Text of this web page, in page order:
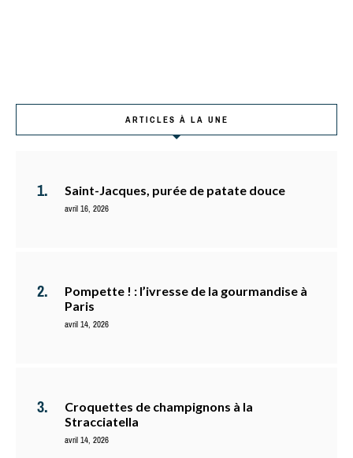
ARTICLES À LA UNE
Saint-Jacques, purée de patate douce
avril 16, 2026
Pompette ! : l’ivresse de la gourmandise à
Paris
avril 14, 2026
Croquettes de champignons à la
Stracciatella
avril 14, 2026